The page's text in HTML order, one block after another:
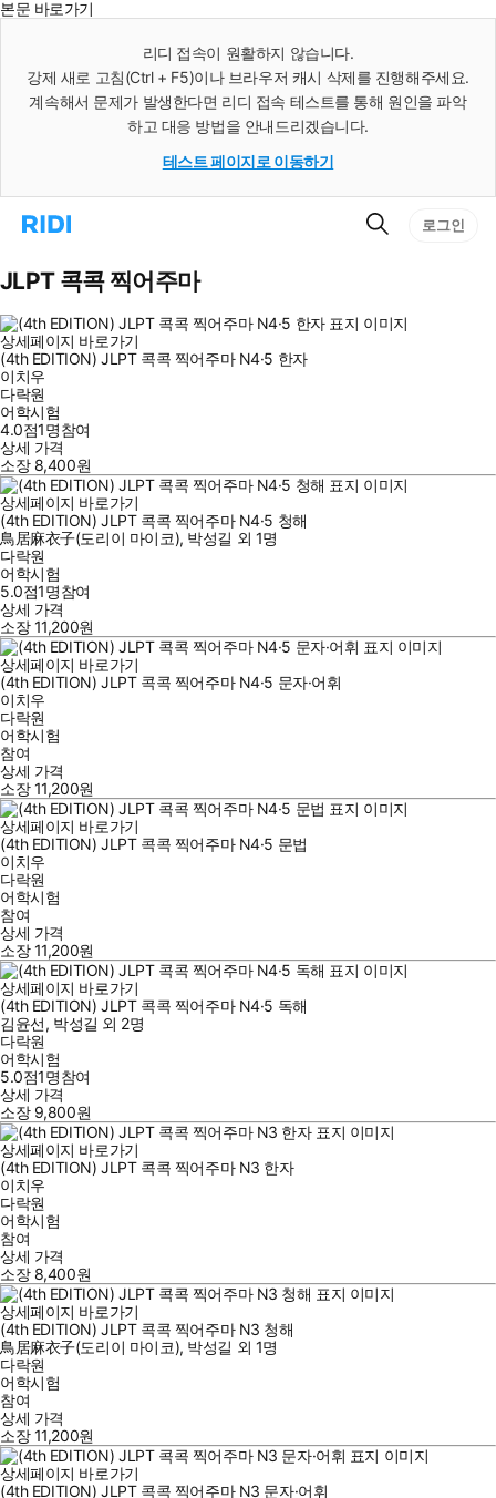
본문 바로가기
리디 접속이 원활하지 않습니다.
강제 새로 고침(Ctrl + F5)이나 브라우저 캐시 삭제를 진행해주세요.
계속해서 문제가 발생한다면 리디 접속 테스트를 통해 원인을 파악
하고 대응 방법을 안내드리겠습니다.
테스트 페이지로 이동하기
리
으
로
동
검
로그인
JLPT 콕콕 찍어주마
상세페이지 바로가기
(4th EDITION) JLPT 콕콕 찍어주마 N4·5 한자
이치우
다락원
어학시험
4.0점1명참여
상세 가격
소장 8,400원
상세페이지 바로가기
(4th EDITION) JLPT 콕콕 찍어주마 N4·5 청해
鳥居麻衣子(도리이 마이코), 박성길 외 1명
다락원
어학시험
5.0점1명참여
상세 가격
소장11,200원
상세페이지 바로가기
(4th EDITION) JLPT 콕콕 찍어주마 N4·5 문자·어휘
이치우
다락원
어학시험
참여
상세 가격
소장11,200원
상세페이지 바로가기
(4th EDITION) JLPT 콕콕 찍어주마 N4·5 문법
이치우
다락원
어학시험
참여
상세 가격
소장11,200원
상세페이지 바로가기
(4th EDITION) JLPT 콕콕 찍어주마 N4·5 독해
김윤선, 박성길 외 2명
다락원
어학시험
5.0점1명참여
상세 가격
소장 9,800원
상세페이지 바로가기
(4th EDITION) JLPT 콕콕 찍어주마 N3 한자
이치우
다락원
어학시험
참여
상세 가격
소장 8,400원
상세페이지 바로가기
(4th EDITION) JLPT 콕콕 찍어주마 N3 청해
鳥居麻衣子(도리이 마이코), 박성길 외 1명
다락원
어학시험
참여
상세 가격
소장11,200원
상세페이지 바로가기
(4th EDITION) JLPT 콕콕 찍어주마 N3 문자·어휘